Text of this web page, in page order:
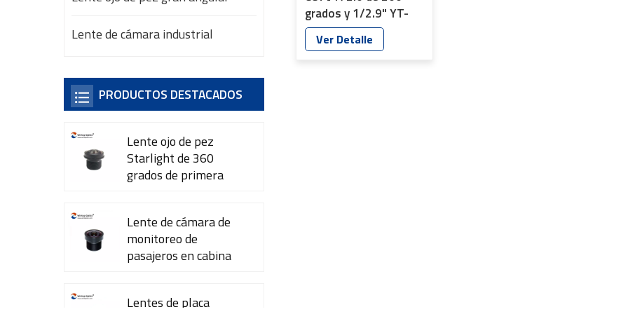
grados y 1/2.9" YT-
6052P-A1
Ver Detalle
Lente de cámara industrial
PRODUCTOS DESTACADOS
Lente ojo de pez
Starlight de 360 ​​
grados de primera
Lente de cámara de
monitoreo de
pasajeros en cabina
Lentes de placa